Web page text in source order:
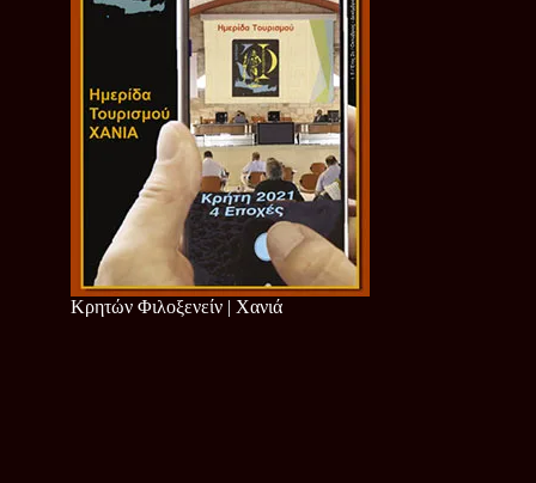
Κρητών Φιλοξενείν | Χανιά